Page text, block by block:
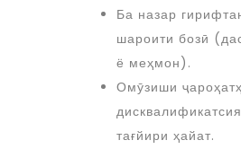
Ба назар
шароити бозӣ
ё меҳмон).
Омӯзиши
тағйири ҳайат.